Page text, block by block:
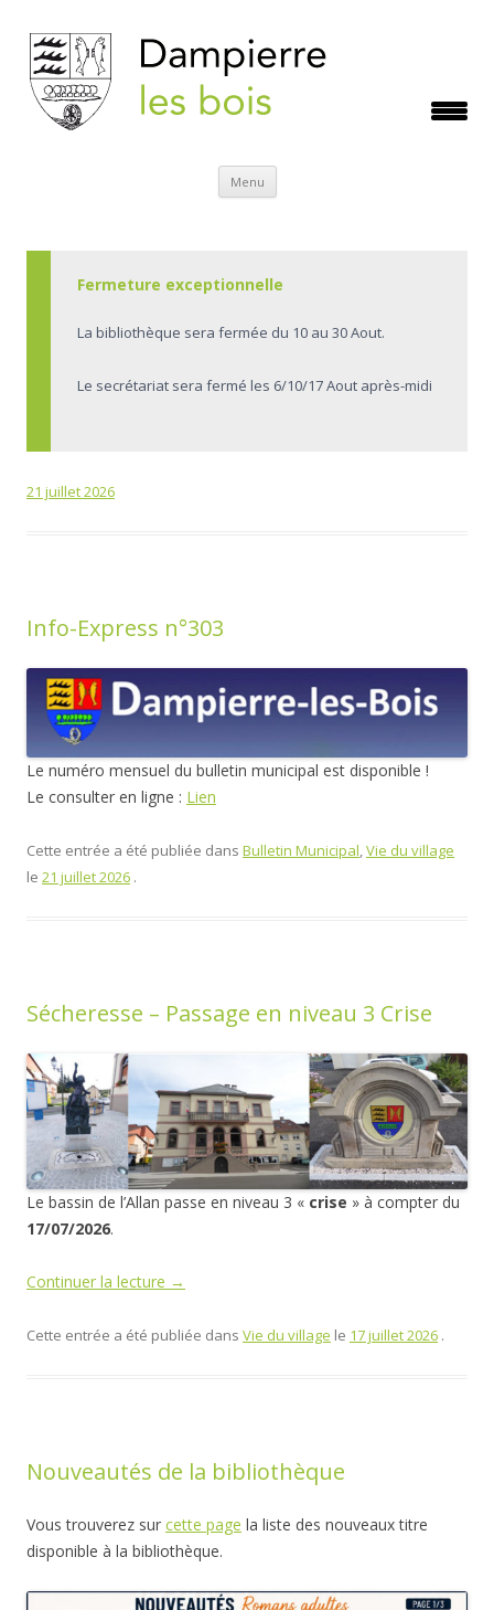
Menu Aller
contenu
Fermeture exceptionnelle
La bibliothèque sera fermée du 10 au 30 Aout.
Le secrétariat sera fermé les 6/10/17 Aout après-midi
21 juillet 2026
Info-Express n°303
Le numéro mensuel du bulletin municipal est disponible !
Le consulter en ligne : Lien
Cette entrée a été publiée dans Bulletin Municipal,Vie du village
le 21 juillet 2026 .
Sécheresse – Passage en niveau 3 Crise
Le bassin de l’Allan passe en niveau 3 « crise » à compter du
17/07/2026.
Continuer la lecture →
Cette entrée a été publiée dans Vie du village le 17 juillet 2026 .
Nouveautés de la bibliothèque
Vous trouverez sur cette page la liste des nouveaux titre
disponible à la bibliothèque.